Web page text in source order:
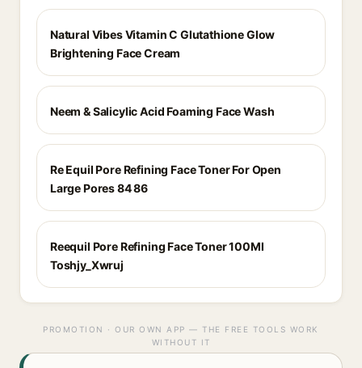
Natural Vibes Vitamin C Glutathione Glow
Brightening Face Cream
Neem & Salicylic Acid Foaming Face Wash
Re Equil Pore Refining Face Toner For Open
Large Pores 84 86
Reequil Pore Refining Face Toner 100Ml
Toshjy_Xwruj
PROMOTION · OUR OWN APP — THE FREE TOOLS WORK
WITHOUT IT